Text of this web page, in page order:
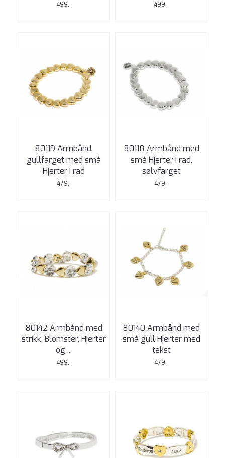
499,- 499,-
80119 Armbånd,
gullfarget med små
Hjerter i rad
479,-
80118 Armbånd med
små Hjerter i rad,
sølvfarget
479,-
80142 Armbånd med
strikk, Blomster, Hjerter
og ...
499,-
80140 Armbånd med
små gull Hjerter med
tekst
479,-